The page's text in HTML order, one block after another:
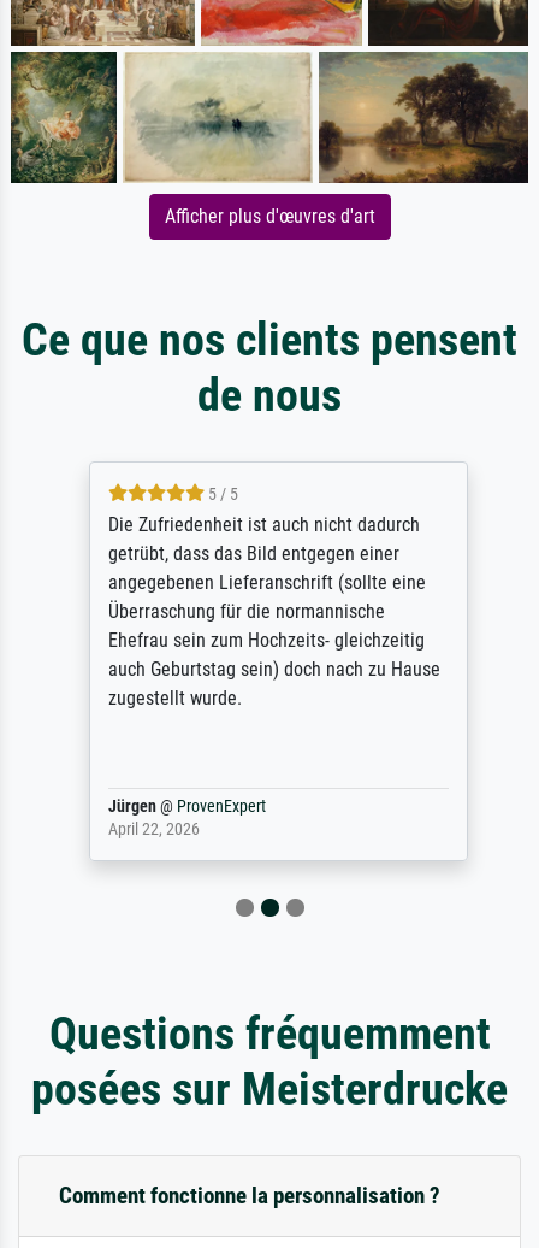
Afficher plus d'œuvres d'art
Ce que nos clients pensent
de nous
5 / 5
Die Zufriedenheit ist auch nicht dadurch
getrübt, dass das Bild entgegen einer
angegebenen Lieferanschrift (sollte eine
Überraschung für die normannische
Ehefrau sein zum Hochzeits- gleichzeitig
auch Geburtstag sein) doch nach zu Hause
zugestellt wurde.
Jürgen@ProvenExpert
April 22, 2026
Questions fréquemment
posées sur Meisterdrucke
Comment fonctionne la personnalisation ?